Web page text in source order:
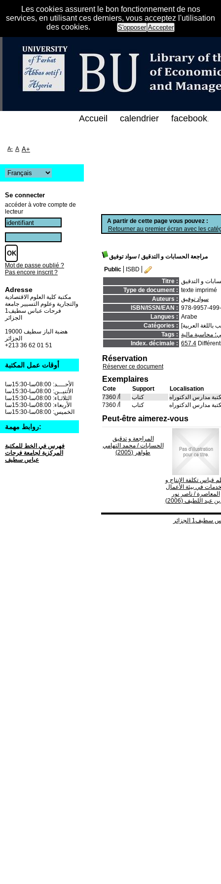
Les cookies assurent le bon fonctionnement de nos
services, en utilisant ces derniers, vous acceptez l'utilisation
des cookies.
S'opposer Accepter
الإلكتروني على الخط المباشر لمكتبة كلية
A partir de cette page vous pouvez :
Retourner au premier écran avec les
مراجعة الحسابات و التدقيق/ سواد توفيق
Public
ISBD
Titre : و التدقيق
Type de document : texte imprimé
Auteurs : سواد توفيق
ISBN/ISSN/EAN : 978-9957-
Langues : Arabe
Catégories :
Tags : محاسبة مالية
Index. décimale : 657.4
Réservation
Réserver ce document
Exemplaires
Cote Support
Localisation
أ/ 7360
كتاب
مدارس الدكتوراه
أ/ 7360
كتاب مدارس الدكتوراه
Peut-être aimerez-vous
المراجعة و تدقيق
الحسابات/ محمد التهامي
طواهر (2005)
قياس تكلفة الإنتاج و
في بيئة الأعمال
المعاصرة/ ناصر نور
عبد اللطيف (2006)
Accueil calendrier facebook.
A- A A+
Se connecter
accéder à votre compte de
lecteur
Mot de passe oublié ?
Pas encore inscrit ?
Adresse
مكتبة كلية العلوم الاقتصادية
والتجارية وعلوم التسيير جامعة
فرحات عباس سطيف1
الجزائر
19000 هضبة الباز سطيف
+213 36 62 01 51
أوقات عمل المكتبة
الأحــــد: 08:00سا-15:30سا
الأثنيــن: 08:00سا-15:30سا
الثلاثـاء: 08:00سا-15:30سا
الأربعاء: 08:00سا-15:30سا
الخميس: 08:00سا-15:30سا
روابط مهمة:
فهرس في الخط للمكتبة
المركزية لجامعة فرحات
عباس سطيف